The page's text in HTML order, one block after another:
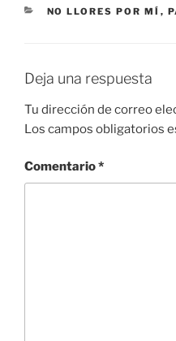
CATEGORÍAS
NO LLORES POR MÍ ,
Deja una respuesta
Tu dirección de correo
Los campos obligatorios
Comentario*